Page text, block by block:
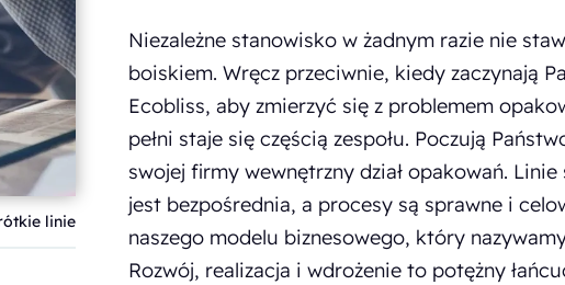
linie
Niezależne stanowisko w żadnym razie nie
boiskiem. Wręcz przeciwnie, kiedy zaczynają
Ecobliss, aby zmierzyć się z problemem
pełni staje się częścią zespołu. Poczują
swojej firmy wewnętrzny dział opakowań.
jest bezpośrednia, a procesy są sprawne i
naszego modelu biznesowego, który
Rozwój, realizacja i wdrożenie to potężny